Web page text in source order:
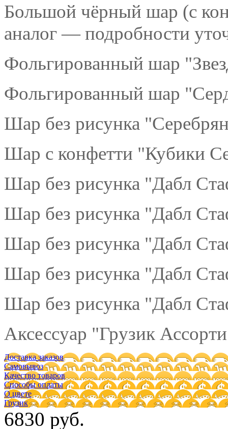
Большой чёрный шар (с
аналог — подробности
Фольгированный шар
Фольгированный шар
Шар без рисунка
Шар с конфетти "Кубики
Шар без рисунка "Дабл
Шар без рисунка "Дабл
Шар без рисунка "Дабл
Шар без рисунка "Дабл
Шар без рисунка "Дабл
Аксессуар "Грузик
Доставка заказов
Самовывоз
Качество товаров
Способы оплаты
О цвете
Грузик
6830 руб.